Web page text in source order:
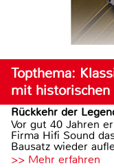
Topthema:
mit historischen
Rückkehr der
Vor gut 40 Jahren
Firma Hifi Sound
Bausatz wieder
>> Mehr erfahren